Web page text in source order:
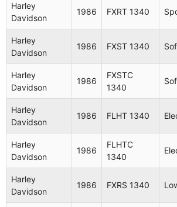
Harley
1982
Harley
1982
Harley
1982
FXS
Harley
1982
Harley
1983
FLH
Harley
1983
Harley
Davidson
1986 FXRT 1340
Harley
Davidson
1986 FXST 1340
Harley
Davidson
1986
FXSTC
1340
Harley
Davidson
1986 FLHT 1340
Harley
Davidson
1986
FLHTC
1340
Harley
Davidson
1986 FXRS 1340